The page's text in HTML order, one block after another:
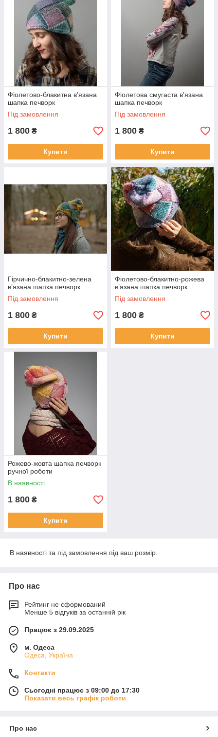
Фіолетово-блакитна вʼязана
шапка печворк
Під замовлення
1 800 ₴
Купити
Фіолетова смугаста вʼязана
шапка печворк
Під замовлення
1 800 ₴
Купити
Гірчично-блакитно-зелена
вʼязана шапка печворк
Під замовлення
1 800 ₴
Купити
Фіолетово-блакитно-рожева
вʼязана шапка печворк
Під замовлення
1 800 ₴
Купити
Рожево-жовта шапка печворк
ручної роботи
В наявності
1 800 ₴
Купити
В наявності та під замовлення під ваш розмір.
Про нас
Рейтинг не сформований
Менше 5 відгуків за останній рік
Працює з 29.09.2025
м. Одеса
Одеса, Україна
Контакти
Сьогодні працює з 09:00 до 17:30
Показати весь графік роботи
Про нас